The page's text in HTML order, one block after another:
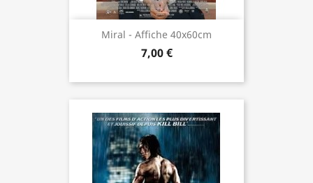
Miral - Affiche 40x60cm
7,00 €